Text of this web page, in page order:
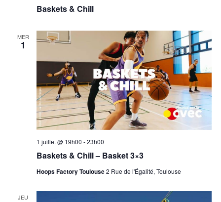
Baskets & Chill
MER
1
Baskets & Chill – Basket 3×3
1 juillet @ 19h00 -23h00
Hoops Factory Toulouse2 Rue de l'Égalité, Toulouse
JEU